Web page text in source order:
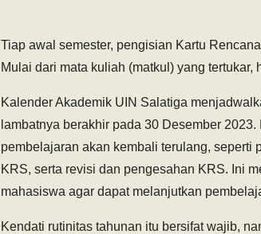
Tiap awal semester, pengisian Kartu
Mulai dari mata kuliah (matkul) yang tertukar,
Kalender Akademik UIN Salatiga
lambatnya berakhir pada 30 Desember
pembelajaran akan kembali terulang, seperti
KRS, serta revisi dan pengesahan KRS. Ini
mahasiswa agar dapat melanjutkan
Kendati rutinitas tahunan itu bersifat wajib,